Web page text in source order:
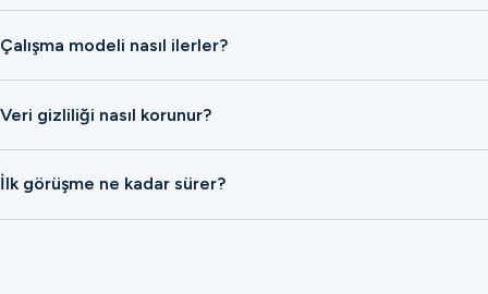
Çalışma modeli nasıl ilerler?
Veri gizliliği nasıl korunur?
İlk görüşme ne kadar sürer?